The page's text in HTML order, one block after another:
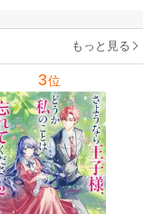
もっと見る
3位